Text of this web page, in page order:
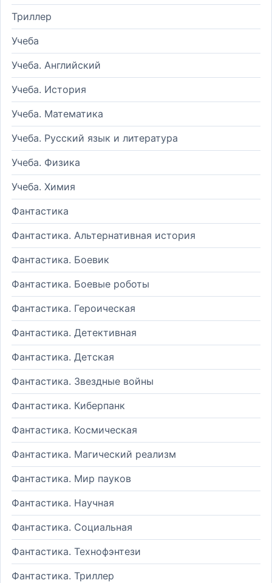
Триллер
Учеба
Учеба. Английский
Учеба. История
Учеба. Математика
Учеба. Русский язык и литература
Учеба. Физика
Учеба. Химия
Фантастика
Фантастика. Альтернативная история
Фантастика. Боевик
Фантастика. Боевые роботы
Фантастика. Героическая
Фантастика. Детективная
Фантастика. Детская
Фантастика. Звездные войны
Фантастика. Киберпанк
Фантастика. Космическая
Фантастика. Магический реализм
Фантастика. Мир пауков
Фантастика. Научная
Фантастика. Социальная
Фантастика. Технофэнтези
Фантастика. Триллер